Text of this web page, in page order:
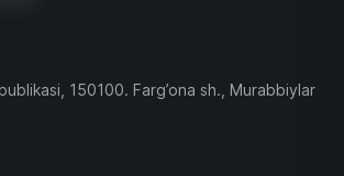
150100. Farg’ona sh., Murabbiylar